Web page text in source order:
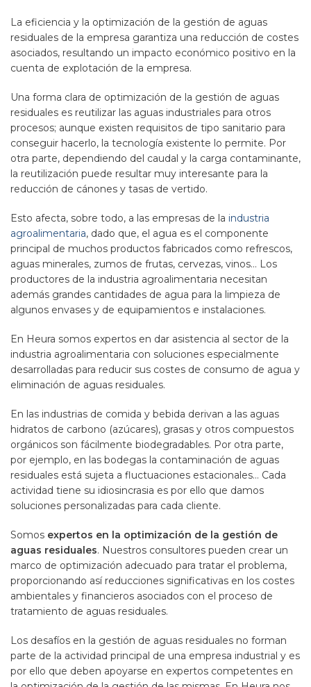
La eficiencia y la optimización de la gestión de aguas
residuales de la empresa garantiza una reducción de costes
asociados, resultando un impacto económico positivo en la
cuenta de explotación de la empresa.
Una forma clara de optimización de la gestión de aguas
residuales es reutilizar las aguas industriales para otros
procesos; aunque existen requisitos de tipo sanitario para
conseguir hacerlo, la tecnología existente lo permite. Por
otra parte, dependiendo del caudal y la carga contaminante,
la reutilización puede resultar muy interesante para la
reducción de cánones y tasas de vertido.
Esto afecta, sobre todo, a las empresas de la industria
agroalimentaria, dado que, el agua es el componente
principal de muchos productos fabricados como refrescos,
aguas minerales, zumos de frutas, cervezas, vinos… Los
productores de la industria agroalimentaria necesitan
además grandes cantidades de agua para la limpieza de
algunos envases y de equipamientos e instalaciones.
En Heura somos expertos en dar asistencia al sector de la
industria agroalimentaria con soluciones especialmente
desarrolladas para reducir sus costes de consumo de agua y
eliminación de aguas residuales.
En las industrias de comida y bebida derivan a las aguas
hidratos de carbono (azúcares), grasas y otros compuestos
orgánicos son fácilmente biodegradables. Por otra parte,
por ejemplo, en las bodegas la contaminación de aguas
residuales está sujeta a fluctuaciones estacionales… Cada
actividad tiene su idiosincrasia es por ello que damos
soluciones personalizadas para cada cliente.
Somos expertos en la optimización de la gestión de
aguas residuales. Nuestros consultores pueden crear un
marco de optimización adecuado para tratar el problema,
proporcionando así reducciones significativas en los costes
ambientales y financieros asociados con el proceso de
tratamiento de aguas residuales.
Los desafíos en la gestión de aguas residuales no forman
parte de la actividad principal de una empresa industrial y es
por ello que deben apoyarse en expertos competentes en